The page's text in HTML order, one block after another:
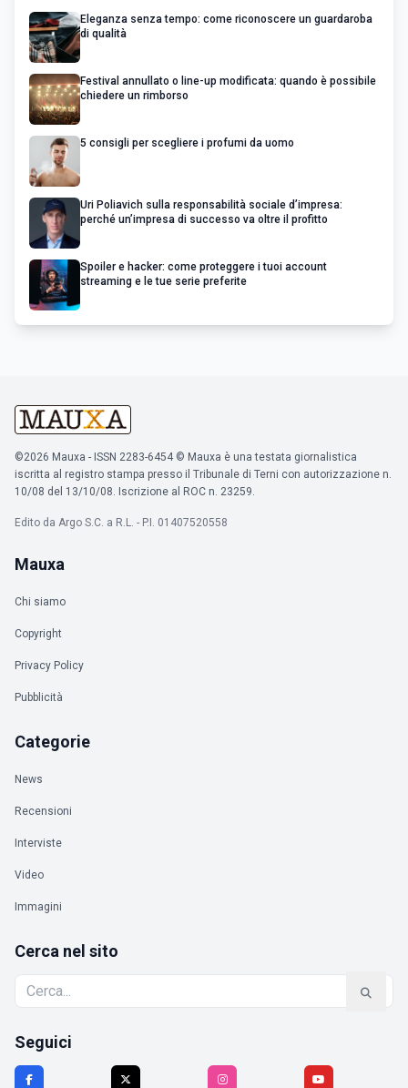
Eleganza senza tempo: come riconoscere un guardaroba
di qualità
Festival annullato o line-up modificata: quando è possibile
chiedere un rimborso
5 consigli per scegliere i profumi da uomo
Uri Poliavich sulla responsabilità sociale d’impresa:
perché un’impresa di successo va oltre il profitto
Spoiler e hacker: come proteggere i tuoi account
streaming e le tue serie preferite
©2026 Mauxa - ISSN 2283-6454 © Mauxa è una testata giornalistica
iscritta al registro stampa presso il Tribunale di Terni con autorizzazione n.
10/08 del 13/10/08. Iscrizione al ROC n. 23259.
Edito da Argo S.C. a R.L. - P.I. 01407520558
Mauxa
Chi siamo
Copyright
Privacy Policy
Pubblicità
Categorie
News
Recensioni
Interviste
Video
Immagini
Cerca nel sito
Seguici